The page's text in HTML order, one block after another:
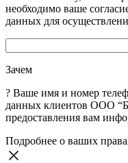
необходимо ваше
данных для
Зачем
? Ваше имя и номер
данных клиентов ООО
предоставления вам
Подробнее о ваших